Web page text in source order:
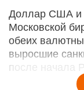
Доллар США и
Московской
обеих
выросшие
после начала